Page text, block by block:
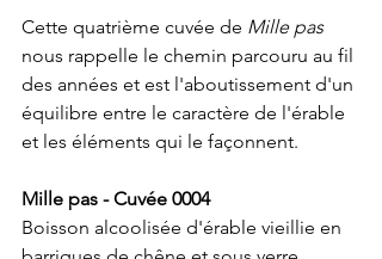
Cette quatrième cuvée de Mille pas
nous rappelle le chemin parcouru au fil
des années et est l'aboutissement d'un
équilibre entre le caractère de l'érable
et les éléments qui le façonnent.
Mille pas - Cuvée 0004
Boisson alcoolisée d'érable vieillie en